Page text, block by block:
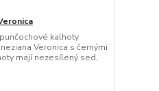
kalhoty
Veronica s černými
mají nezesílený sed,